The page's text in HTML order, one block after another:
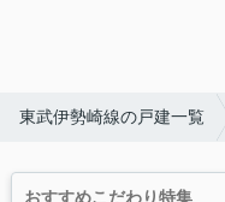
東武伊勢崎線の戸建一覧
おすすめこだわり特集